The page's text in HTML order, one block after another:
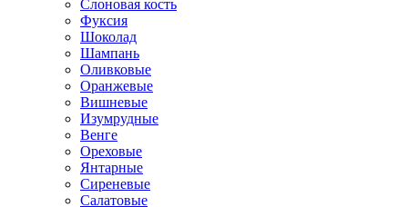
Слоновая кость
Фуксия
Шоколад
Шампань
Оливковые
Оранжевые
Вишневые
Изумрудные
Венге
Ореховые
Янтарные
Сиреневые
Салатовые